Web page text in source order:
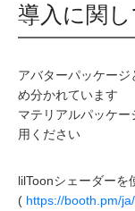
導入に関し
アバターパッケー
め分かれています
マテリアルパッケー
用ください
lilToonシェーダーを
( https://booth.pm/